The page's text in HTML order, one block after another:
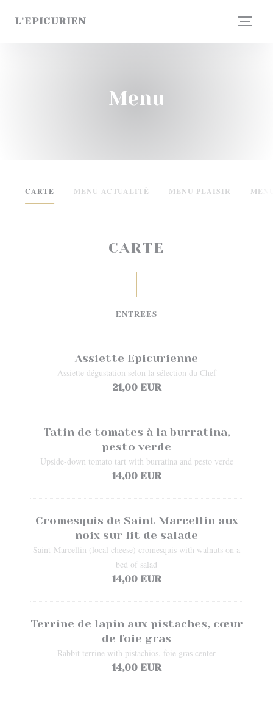
L'EPICURIEN
Menu
CARTE MENU ACTUALITÉ MENU PLAISIR
CARTE
ENTREES
Assiette Epicurienne
Assiette dégustation selon la sélection du Chef
21,00 EUR
Tatin de tomates à la burratina,
pesto verde
Upside-down tomato tart with burratina and pesto verde
14,00 EUR
Cromesquis de Saint Marcellin aux
noix sur lit de salade
Saint-Marcellin (local cheese) cromesquis with walnuts on a
bed of salad
14,00 EUR
Terrine de lapin aux pistaches, cœur
de foie gras
Rabbit terrine with pistachios, foie gras center
14,00 EUR